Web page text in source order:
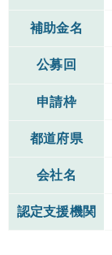
補助金名
公募回
申請枠
都道府県
会社名
認定支援機関